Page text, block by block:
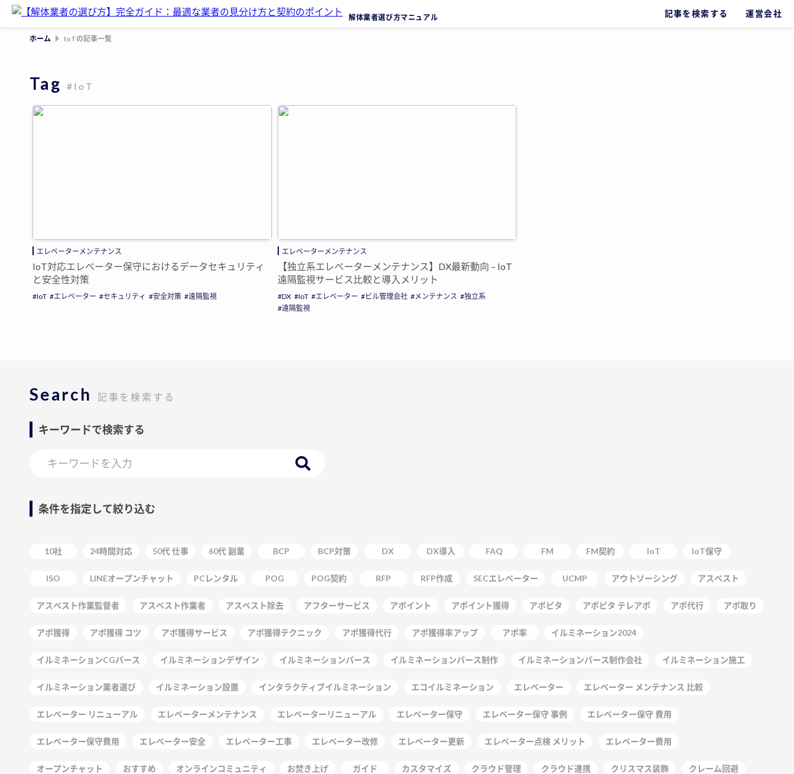
解体業者選び方マニュアル 記事を検索する 運営会社
ホーム IoTの記事一覧
Tag #IoT
エレベーターメンテナンス
IoT対応エレベーター保守におけるデータセキュリティ
と安全性対策
IoT エレベーター セキュリティ 安全対策 遠隔監視
エレベーターメンテナンス
【独立系エレベーターメンテナンス】DX最新動向 – IoT
遠隔監視サービス比較と導入メリット
DX IoT エレベーター ビル管理会社 メンテナンス
独立系
遠隔監視
Search 記事を検索する
キーワードで検索する
条件を指定して絞り込む
10社 24時間対応 50代 仕事 60代 副業 BCP BCP対策 DX DX導入 FAQ FM FM契約 IoT IoT保守
ISO LINEオープンチャット PCレンタル POG POG契約 RFP RFP作成 SECエレベーター UCMP アウトソーシング アスベスト
アスベスト作業監督者 アスベスト作業者 アスベスト除去 アフターサービス アポイント アポイント獲得 アポピタ アポピタ テレアポ アポ代行 アポ取り
アポ獲得 アポ獲得 コツ アポ獲得サービス アポ獲得テクニック アポ獲得代行 アポ獲得率アップ アポ率 イルミネーション2024
イルミネーションCGパース イルミネーションデザイン イルミネーションパース イルミネーションパース制作 イルミネーションパース制作会社 イルミネーション施工
イルミネーション業者選び イルミネーション設置 インタラクティブイルミネーション エコイルミネーション エレベーター エレベーター メンテナンス 比較
エレベーター リニューアル エレベーターメンテナンス エレベーターリニューアル エレベーター保守 エレベーター保守 事例 エレベーター保守 費用
エレベーター保守費用 エレベーター安全 エレベーター工事 エレベーター改修 エレベーター更新 エレベーター点検 メリット エレベーター費用
オープンチャット おすすめ オンラインコミュニティ お焚き上げ ガイド カスタマイズ クラウド管理 クラウド連携 クリスマス装飾 クレーム回避